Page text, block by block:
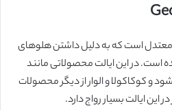
و معتدل است که به دلیل داشتن هلوهای
است. در این ایالت محصولاتی مانند
و کوکاکولا و الوار از دیگر محصولات
این ایالت بسیار رواج دارد.